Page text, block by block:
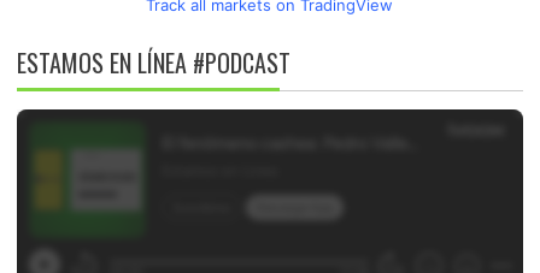
Track all markets on TradingView
ESTAMOS EN LÍNEA #PODCAST